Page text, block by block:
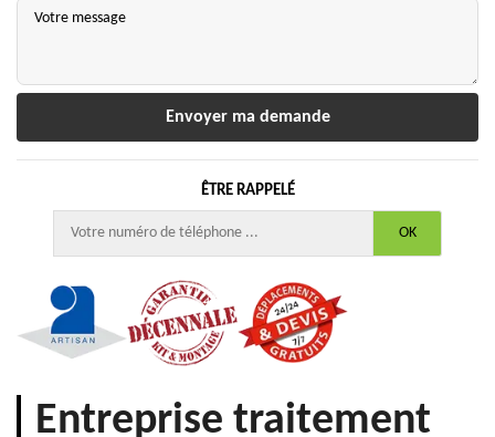
ÊTRE RAPPELÉ
Entreprise traitement